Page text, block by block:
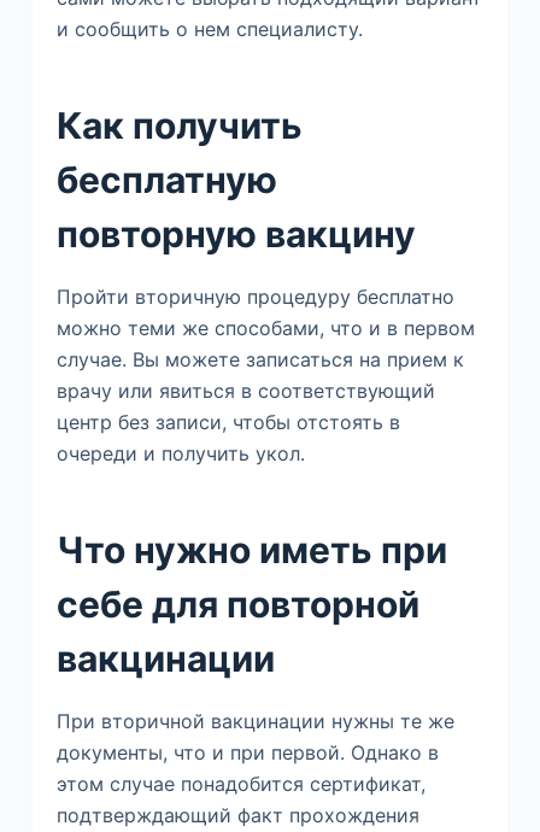
и сообщить о нем специалисту.
Как получить
бесплатную
повторную вакцину
Пройти вторичную процедуру бесплатно
можно теми же способами, что и в первом
случае. Вы можете записаться на прием к
врачу или явиться в соответствующий
центр без записи, чтобы отстоять в
очереди и получить укол.
Что нужно иметь при
себе для повторной
вакцинации
При вторичной вакцинации нужны те же
документы, что и при первой. Однако в
этом случае понадобится сертификат,
подтверждающий факт прохождения